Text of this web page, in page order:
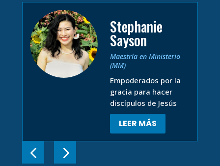
Stephanie
Sayson
Maestría en Ministerio
(MM)
Empoderados por la
gracia para hacer
discípulos de Jesús
LEER MÁS